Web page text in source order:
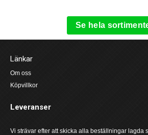
Se hela
Länkar
Om oss
Köpvillkor
Leveranser
Vi strävar efter att skicka alla beställningar lagda